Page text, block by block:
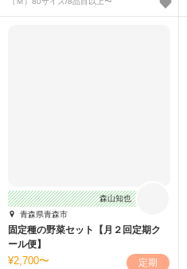
固定種の野菜セット【月２回定期ク
ール便】
2,700〜 定期
森山知也
青森県青森市